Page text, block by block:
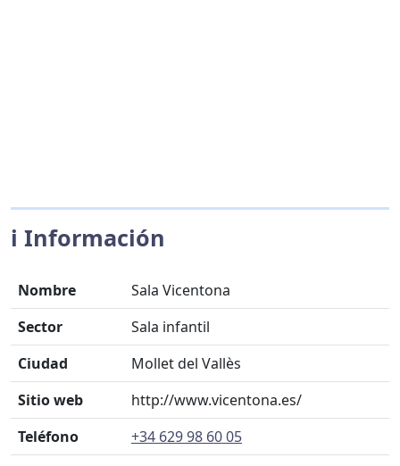
ℹ️ Información
Nombre
Sala Vicentona
Sector
Sala infantil
Ciudad
Mollet del Vallès
Sitio web
http://www.vicentona.es/
Teléfono
+34 629 98 60 05